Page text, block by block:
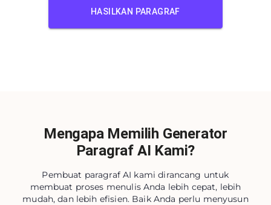
HASILKAN PARAGRAF
Mengapa Memilih Generator
Paragraf AI Kami?
Pembuat paragraf AI kami dirancang untuk
membuat proses menulis Anda lebih cepat, lebih
mudah, dan lebih efisien. Baik Anda perlu menyusun